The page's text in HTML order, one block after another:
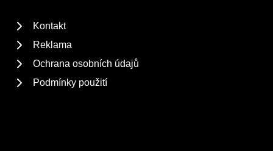
Kontakt
Reklama
Ochrana osobních údajů
Podmínky použití